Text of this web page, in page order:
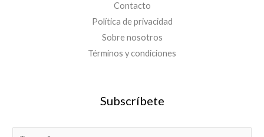
Contacto
Política de privacidad
Sobre nosotros
Términos y condiciones
Subscríbete